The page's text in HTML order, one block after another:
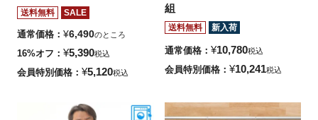
送料無料 SALE
通常価格 ¥6,490のところ
16%オフ ¥5,390税込
会員特別価格 ¥5,120税込
組
送料無料 新入荷
通常価格 ¥10,780税込
会員特別価格 ¥10,241税込